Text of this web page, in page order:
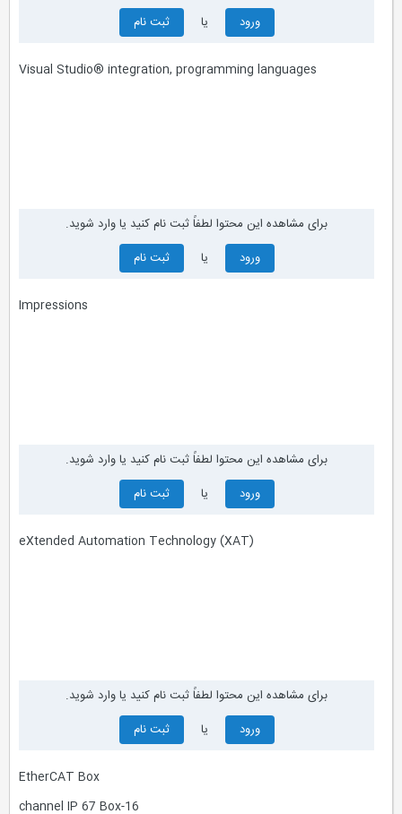
ورود
ثبت نام
Visual Studio® integration, programming languages
برای مشاهده این محتوا لطفاً ثبت نام کنید یا وارد شوید.
ورود
ثبت نام
Impressions
برای مشاهده این محتوا لطفاً ثبت نام کنید یا وارد شوید.
ورود
ثبت نام
eXtended Automation Technology (XAT)
برای مشاهده این محتوا لطفاً ثبت نام کنید یا وارد شوید.
ورود
ثبت نام
EtherCAT Box